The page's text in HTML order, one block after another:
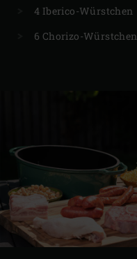
4 Iberico-Würstchen
6 Chorizo-Würstchen